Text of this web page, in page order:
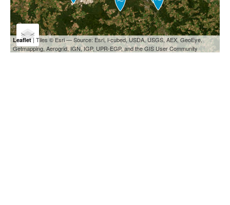
Leaflet| Tiles © Esri — Source: Esri, i-cubed, USDA, USGS, AEX, GeoEye,
Getmapping, Aerogrid, IGN, IGP, UPR-EGP, and the GIS User Community